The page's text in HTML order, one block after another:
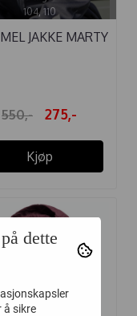
104, 110
JAKKE MARTY
550,- 275,-
Kjøp
-50%
dette
å sikre